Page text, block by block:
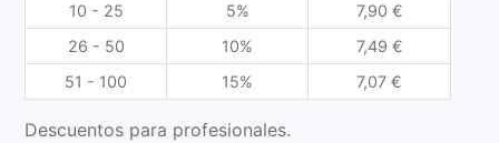
10 - 25
5% 7,90 €
26 - 50
10% 7,49 €
51 - 100
15% 7,07€
Descuentos para profesionales.